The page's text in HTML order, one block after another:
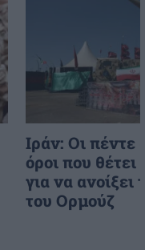
Ιράν: Οι πέντε
όροι που
για να ανοίξει
του Ορμούζ